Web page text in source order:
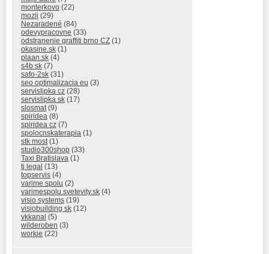
monterkovo (22)
mozli (29)
Nezaradené (84)
odevypracovne (33)
odstranenie graffiti brno CZ (1)
okasine.sk (1)
plaan.sk (4)
s4b sk (7)
safo-2sk (31)
seo optimalizacia eu (3)
servislipka cz (28)
servislipka sk (17)
slosmat(9)
spiridea (8)
spiridea cz (7)
spolocnskaterapia (1)
stk most(1)
studio300shop (33)
Taxi Bratislava (1)
tj legal (13)
topservis (4)
varime spolu (2)
varimespolu.svetevity.sk (4)
visio systems (19)
visiobuilding sk (12)
vkkanal (5)
wilderoben (3)
workie (22)